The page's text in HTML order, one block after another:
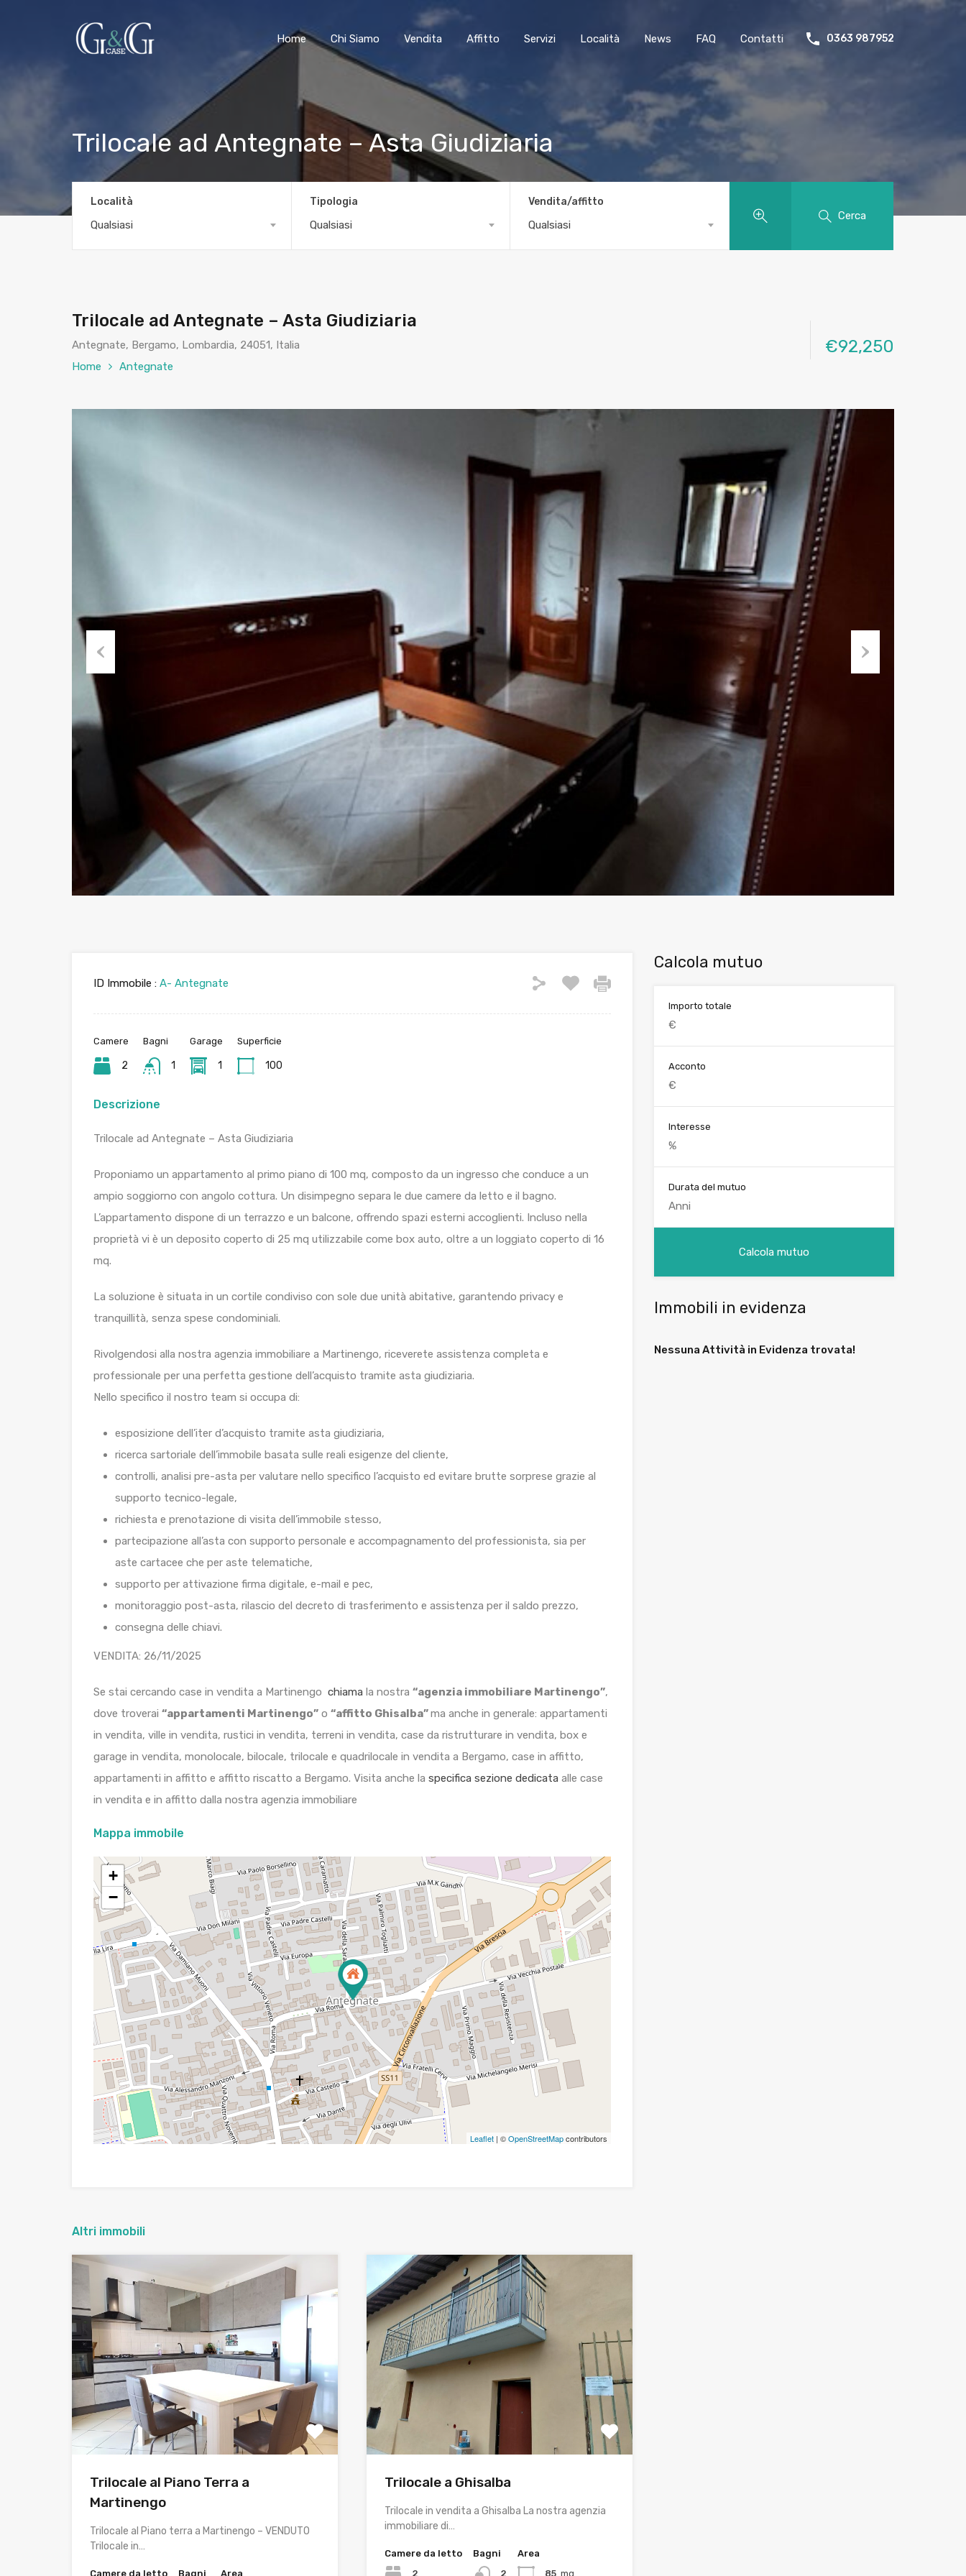
Home Chi Siamo Vendita Affitto Servizi Località News FAQ Contatti 0363 987952
Trilocale ad Antegnate – Asta Giudiziaria
Località
Qualsiasi
Tipologia
Qualsiasi
Vendita/affitto
Qualsiasi
Cerca
Trilocale ad Antegnate – Asta Giudiziaria
Antegnate, Bergamo, Lombardia, 24051, Italia
Home
Antegnate
€92,250
Previous
ID Immobile : A- Antegnate
Camere
2
Bagni
1
Garage
1
Superficie
100
Descrizione
Trilocale ad Antegnate – Asta Giudiziaria
Proponiamo un appartamento al primo piano di 100 mq, composto da un ingresso che conduce a un
ampio soggiorno con angolo cottura. Un disimpegno separa le due camere da letto e il bagno.
L’appartamento dispone di un terrazzo e un balcone, offrendo spazi esterni accoglienti. Incluso nella
proprietà vi è un deposito coperto di 25 mq utilizzabile come box auto, oltre a un loggiato coperto di 16
mq.
La soluzione è situata in un cortile condiviso con sole due unità abitative, garantendo privacy e
tranquillità, senza spese condominiali.
Rivolgendosi alla nostra agenzia immobiliare a Martinengo, riceverete assistenza completa e
professionale per una perfetta gestione dell’acquisto tramite asta giudiziaria.
Nello specifico il nostro team si occupa di:
esposizione dell’iter d’acquisto tramite asta giudiziaria,
ricerca sartoriale dell’immobile basata sulle reali esigenze del cliente,
controlli, analisi pre-asta per valutare nello specifico l’acquisto ed evitare brutte sorprese grazie al
supporto tecnico-legale,
richiesta e prenotazione di visita dell’immobile stesso,
partecipazione all’asta con supporto personale e accompagnamento del professionista, sia per
aste cartacee che per aste telematiche,
supporto per attivazione firma digitale, e-mail e pec,
monitoraggio post-asta, rilascio del decreto di trasferimento e assistenza per il saldo prezzo,
consegna delle chiavi.
VENDITA: 26/11/2025
Se stai cercando case in vendita a Martinengo chiama la nostra “agenzia immobiliare Martinengo”,
dove troverai “appartamenti Martinengo” o “affitto Ghisalba”ma anche in generale: appartamenti
in vendita, ville in vendita, rustici in vendita, terreni in vendita, case da ristrutturare in vendita, box e
garage in vendita, monolocale, bilocale, trilocale e quadrilocale in vendita a Bergamo, case in affitto,
appartamenti in affitto e affitto riscatto a Bergamo. Visita anche la specifica sezione dedicata alle case
in vendita e in affitto dalla nostra agenzia immobiliare
Mappa immobile
+
−
Leaflet| ©OpenStreetMapcontributors
Altri immobili
Trilocale al Piano Terra a
Martinengo
Trilocale al Piano terra a Martinengo – VENDUTO
Trilocale in…
Camere da letto Bagni Area
Trilocale a Ghisalba
Trilocale in vendita a Ghisalba La nostra agenzia
immobiliare di…
Camere da letto
2
Bagni
2
Area
85 mq
Calcola mutuo
Importo totale
Acconto
Interesse
Durata del mutuo
Immobili in evidenza
Nessuna Attività in Evidenza trovata!